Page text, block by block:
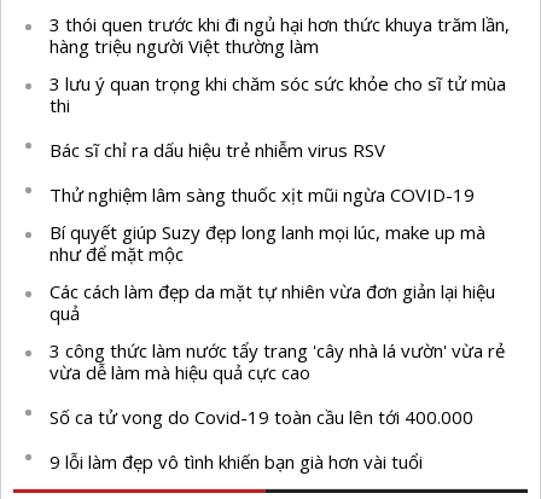
3 thói quen trước khi đi ngủ hại hơn thức khuya trăm lần,
hàng triệu người Việt thường làm
3 lưu ý quan trọng khi chăm sóc sức khỏe cho sĩ tử mùa
thi
Bác sĩ chỉ ra dấu hiệu trẻ nhiễm virus RSV
Thử nghiệm lâm sàng thuốc xịt mũi ngừa COVID-19
Bí quyết giúp Suzy đẹp long lanh mọi lúc, make up mà
như để mặt mộc
Các cách làm đẹp da mặt tự nhiên vừa đơn giản lại hiệu
quả
3 công thức làm nước tẩy trang 'cây nhà lá vườn' vừa rẻ
vừa dễ làm mà hiệu quả cực cao
Số ca tử vong do Covid-19 toàn cầu lên tới 400.000
9 lỗi làm đẹp vô tình khiến bạn già hơn vài tuổi